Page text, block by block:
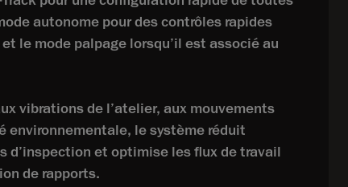
autonome pour des contrôles rapides
le mode palpage lorsqu’il est associé au
vibrations de l’atelier, aux mouvements
environnementale, le système réduit
d’inspection et optimise les flux de travail
de rapports.